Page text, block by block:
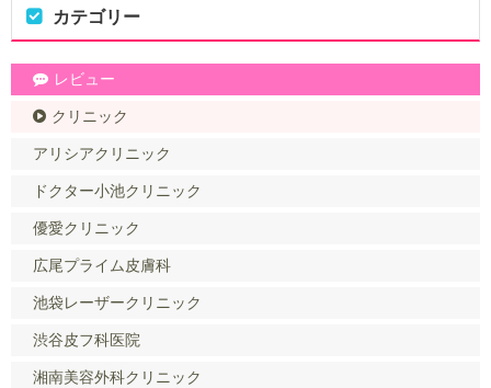
カテゴリー
レビュー
クリニック
アリシアクリニック
ドクター小池クリニック
優愛クリニック
広尾プライム皮膚科
池袋レーザークリニック
渋谷皮フ科医院
湘南美容外科クリニック